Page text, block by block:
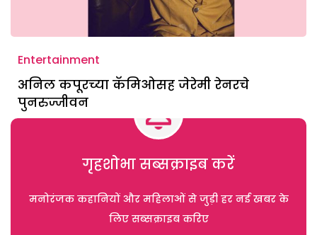
Entertainment
अनिल कपूरच्या कॅमिओसह जेरेमी रेनरचे
पुनरुज्जीवन
गृहशोभा सब्सक्राइब करें
मनोरंजक कहानियों और महिलाओं से जुड़ी हर नई खबर के
लिए सब्सक्राइब करिए